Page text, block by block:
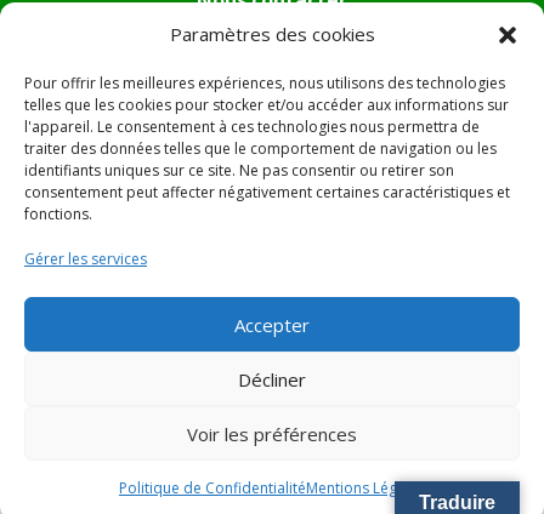
Paramètres des cookies
Pour offrir les meilleures expériences, nous utilisons des technologies
telles que les cookies pour stocker et/ou accéder aux informations sur
l'appareil. Le consentement à ces technologies nous permettra de
traiter des données telles que le comportement de navigation ou les
identifiants uniques sur ce site. Ne pas consentir ou retirer son
consentement peut affecter négativement certaines caractéristiques et
fonctions.
Gérer les services
Accepter
Décliner
Voir les préférences
Politique de ConfidentialitéMentions Légales
Tél :04.95.36.24.02
Mail:
mairie.pietradiverde@wanadoo.fr
Adresse :Hôtel de ville de Pietra di Verde
Le village
20230 Pietra di Verde
© 2022 Mairie de Pietra Di Verde – Réalisation
Traduire